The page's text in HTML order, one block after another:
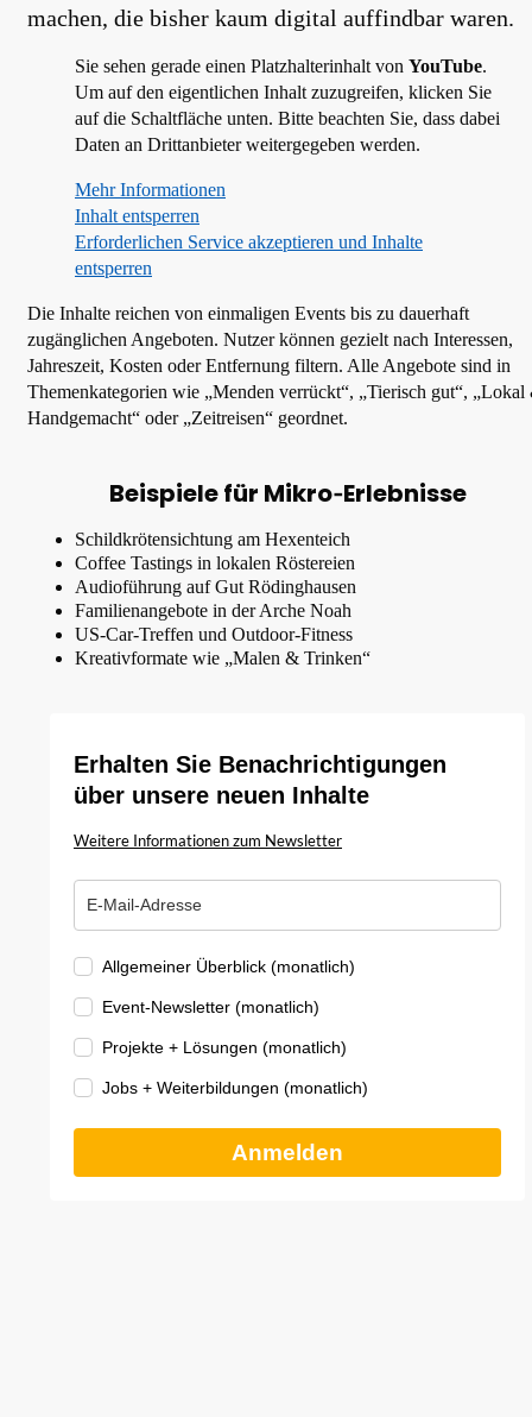
machen, die bisher kaum digital auffindbar waren.
Sie sehen gerade einen Platzhalterinhalt von YouTube.
Um auf den eigentlichen Inhalt zuzugreifen, klicken Sie
auf die Schaltfläche unten. Bitte beachten Sie, dass dabei
Daten an Drittanbieter weitergegeben werden.
Mehr Informationen
Inhalt entsperren
Erforderlichen Service akzeptieren und Inhalte
entsperren
Die Inhalte reichen von einmaligen Events bis zu dauerhaft
zugänglichen Angeboten. Nutzer können gezielt nach Interessen,
Jahreszeit, Kosten oder Entfernung filtern. Alle Angebote sind in
Themenkategorien wie „Menden verrückt“, „Tierisch gut“, „Lokal
Handgemacht“ oder „Zeitreisen“ geordnet.
Beispiele für Mikro‑Erlebnisse
Schildkrötensichtung am Hexenteich
Coffee Tastings in lokalen Röstereien
Audioführung auf Gut Rödinghausen
Familienangebote in der Arche Noah
US-Car-Treffen und Outdoor-Fitness
Kreativformate wie „Malen & Trinken“
Erhalten Sie Benachrichtigungen
über unsere neuen Inhalte
Weitere Informationen zum Newsletter
Allgemeiner Überblick (monatlich)
Event-Newsletter (monatlich)
Projekte + Lösungen (monatlich)
Jobs + Weiterbildungen (monatlich)
Anmelden